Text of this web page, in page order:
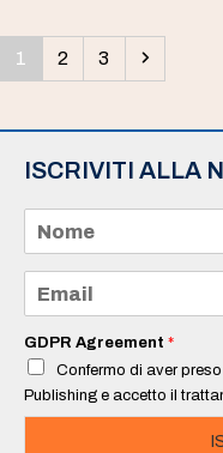
Pagina
1 Pagina
2 Pagina
3
ISCRIVITI ALLA
m
e
a
i
*
GDPR Agreement *
Confermo di aver
Publishing e accetto il